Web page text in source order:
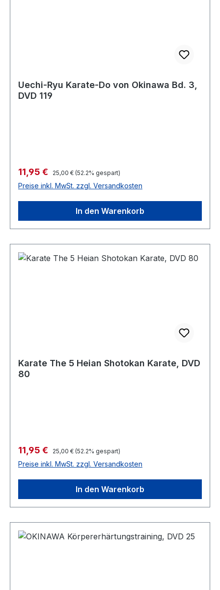
Uechi-Ryu Karate-Do von Okinawa Bd. 3,
DVD 119
Verkaufspreis:
11,95 € Regulärer Preis:
25,00 € (52.2% gespart)
Preise inkl. MwSt. zzgl. Versandkosten
In den Warenkorb
Karate The 5 Heian Shotokan Karate, DVD
80
Verkaufspreis:
11,95 € Regulärer Preis:
25,00 € (52.2% gespart)
Preise inkl. MwSt. zzgl. Versandkosten
In den Warenkorb